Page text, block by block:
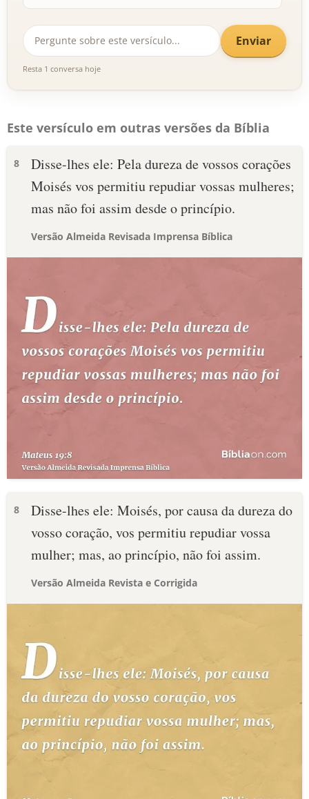
Enviar
Resta 1 conversa hoje
Este versículo em outras versões da Bíblia
8
Disse-lhes ele: Pela dureza de vossos corações
Moisés vos permitiu repudiar vossas mulheres;
mas não foi assim desde o princípio.
Versão Almeida Revisada Imprensa Bíblica
8
Disse-lhes ele: Moisés, por causa da dureza do
vosso coração, vos permitiu repudiar vossa
mulher; mas, ao princípio, não foi assim.
Versão Almeida Revista e Corrigida